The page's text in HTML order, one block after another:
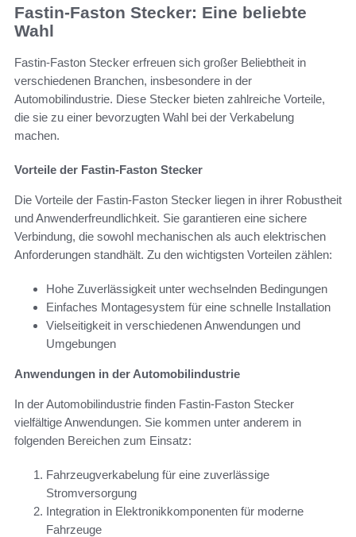
Fastin-Faston Stecker: Eine beliebte
Wahl
Fastin-Faston Stecker erfreuen sich großer Beliebtheit in
verschiedenen Branchen, insbesondere in der
Automobilindustrie. Diese Stecker bieten zahlreiche Vorteile,
die sie zu einer bevorzugten Wahl bei der Verkabelung
machen.
Vorteile der Fastin-Faston Stecker
Die Vorteile der Fastin-Faston Stecker liegen in ihrer Robustheit
und Anwenderfreundlichkeit. Sie garantieren eine sichere
Verbindung, die sowohl mechanischen als auch elektrischen
Anforderungen standhält. Zu den wichtigsten Vorteilen zählen:
Hohe Zuverlässigkeit unter wechselnden Bedingungen
Einfaches Montagesystem für eine schnelle Installation
Vielseitigkeit in verschiedenen Anwendungen und
Umgebungen
Anwendungen in der Automobilindustrie
In der Automobilindustrie finden Fastin-Faston Stecker
vielfältige Anwendungen. Sie kommen unter anderem in
folgenden Bereichen zum Einsatz:
Fahrzeugverkabelung für eine zuverlässige
Stromversorgung
Integration in Elektronikkomponenten für moderne
Fahrzeuge